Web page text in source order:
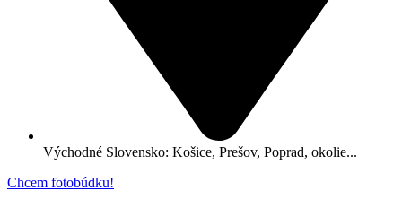
Východné Slovensko: Košice, Prešov, Poprad, okolie...
Chcem fotobúdku!